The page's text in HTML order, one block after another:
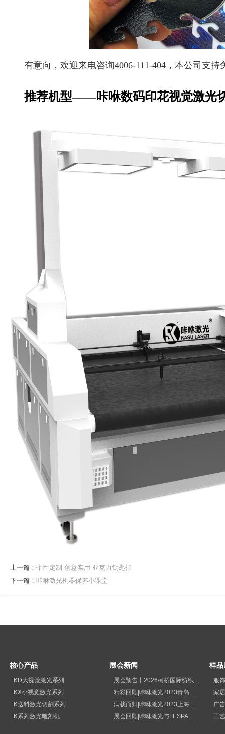
有意向，欢迎来电咨询4006-111-404，本公司支持
推荐机型——咔咻数码印花视觉激光
上一篇： 个性定制 创意实用 亚克力钥匙扣
下一篇： 咔咻激光机器保养小课堂
核心产品
KD大视觉激光系列
KX小视觉激光系列
K送料激光切割系列
K系列激光雕刻机
展会新闻
展会预告丨2026柯桥国际纺织品印花工业展览会
精彩回顾|咔咻激光2023青岛国际纺织品印花工业展览会再次出圈
满载而归|咔咻激光2023上海广印展精彩回顾！
展会回顾|咔咻激光与FESPA德国展直击现场
样品
服
家
广
工